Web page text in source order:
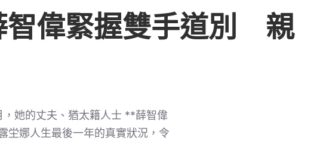
智偉緊握雙手道別 親
她的丈夫、猶太籍人士 **薛智偉
坣娜人生最後一年的真實狀況，令